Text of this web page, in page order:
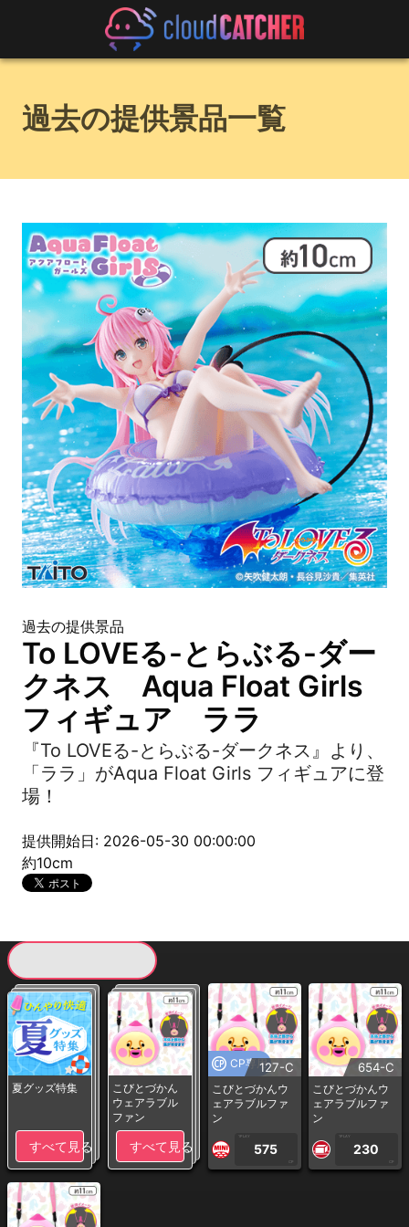
過去の提供景品一覧
過去の提供景品
To LOVEる-とらぶる-ダー
クネス Aqua Float Girls
フィギュア ララ
『To LOVEる-とらぶる-ダークネス』より、
「ララ」がAqua Float Girls フィギュアに登
場！
提供開始日: 2026-05-30 00:00:00
約10cm
夏グッズ特集
すべて見る
こびとづかん
ウェアラブル
ファン
すべて見る
CP専用127-C
こびとづかんウ
ェアラブルファ
ン
1PLAY
575
CP
654-C
こびとづかんウ
ェアラブルファ
ン
1PLAY
230
CP